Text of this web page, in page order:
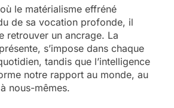
le matérialisme effréné
de sa vocation profonde, il
retrouver un ancrage. La
s’impose dans chaque
tandis que l’intelligence
notre rapport au monde, au
nous-mêmes.